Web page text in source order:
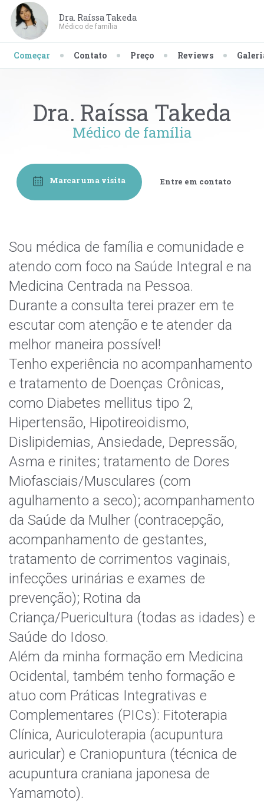
Dra. Raíssa Takeda
Médico de família
Começar Contato Preço Reviews
Dra. Raíssa Takeda
Médico de família
Marcar uma visita Entre em contato
Sou médica de família e comunidade e
atendo com foco na Saúde Integral e na
Medicina Centrada na Pessoa.
Durante a consulta terei prazer em te
escutar com atenção e te atender da
melhor maneira possível!
Tenho experiência no acompanhamento
e tratamento de Doenças Crônicas,
como Diabetes mellitus tipo 2,
Hipertensão, Hipotireoidismo,
Dislipidemias, Ansiedade, Depressão,
Asma e rinites; tratamento de Dores
Miofasciais/Musculares (com
agulhamento a seco); acompanhamento
da Saúde da Mulher (contracepção,
acompanhamento de gestantes,
tratamento de corrimentos vaginais,
infecções urinárias e exames de
prevenção); Rotina da
Criança/Puericultura (todas as idades) e
Saúde do Idoso.
Além da minha formação em Medicina
Ocidental, também tenho formação e
atuo com Práticas Integrativas e
Complementares (PICs): Fitoterapia
Clínica, Auriculoterapia (acupuntura
auricular) e Craniopuntura (técnica de
acupuntura craniana japonesa de
Yamamoto).